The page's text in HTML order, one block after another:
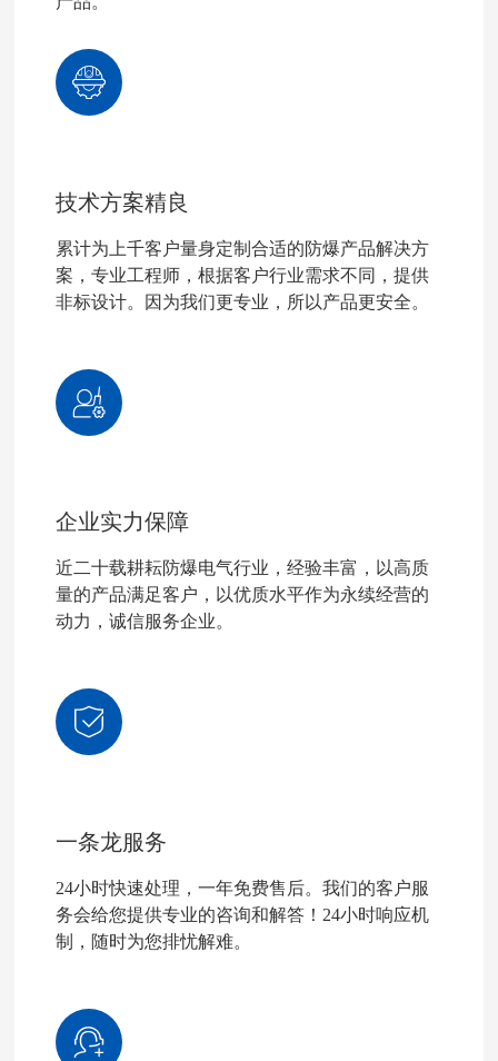
技术方案精良
累计为上千客户量身定制合适的防爆产品解决方
案，专业工程师，根据客户行业需求不同，提供
非标设计。因为我们更专业，所以产品更安全。
企业实力保障
近二十载耕耘防爆电气行业，经验丰富，以高质
量的产品满足客户，以优质水平作为永续经营的
动力，诚信服务企业。
一条龙服务
24小时快速处理，一年免费售后。我们的客户服
务会给您提供专业的咨询和解答！24小时响应机
制，随时为您排忧解难。